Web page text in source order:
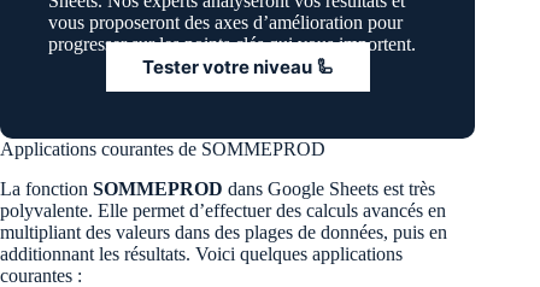
vous proposeront des axes d’amélioration pour
progresser sur les points clés qui vous importent.
Tester votre niveau 🦾
Applications courantes de SOMMEPROD
La fonction SOMMEPROD dans Google Sheets est très
polyvalente. Elle permet d’effectuer des calculs avancés en
multipliant des valeurs dans des plages de données, puis en
additionnant les résultats. Voici quelques applications
courantes :